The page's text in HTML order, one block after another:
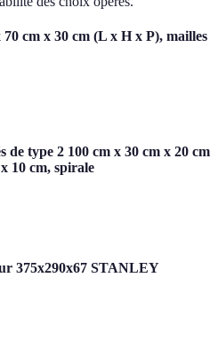
cm x 30 cm (L x H x P), mailles
type 2 100 cm x 30 cm x 20 cm
10 cm, spirale
375x290x67 STANLEY